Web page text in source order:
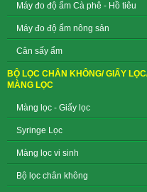
Máy đo độ ẩm Cà phê - Hồ tiêu
Máy đo độ ẩm nông sản
Cân sấy ẩm
BỘ LỌC CHÂN KHÔNG/ GIẤY
MÀNG LỌC
Màng lọc - Giấy lọc
Syringe Lọc
Màng lọc vi sinh
Bộ lọc chân không